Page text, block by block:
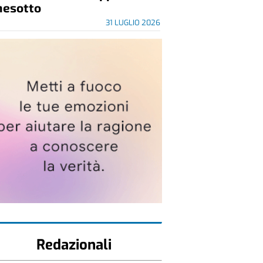
31 LUGLIO 2026
Redazionali